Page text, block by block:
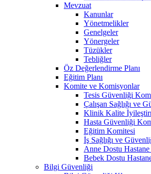
Mevzuat
Kanunlar
Yönetmelikler
Genelgeler
Yönergeler
Tüzükler
Tebliğler
Öz Değerlendirme Planı
Eğitim Planı
Komite ve Komisyonlar
Tesis Güvenliği
Çalışan Sağlığı ve
Klinik Kalite
Hasta Güvenliği
Eğitim Komitesi
İş Sağlığı ve
Anne Dostu
Bebek Dostu
Bilgi Güvenliği